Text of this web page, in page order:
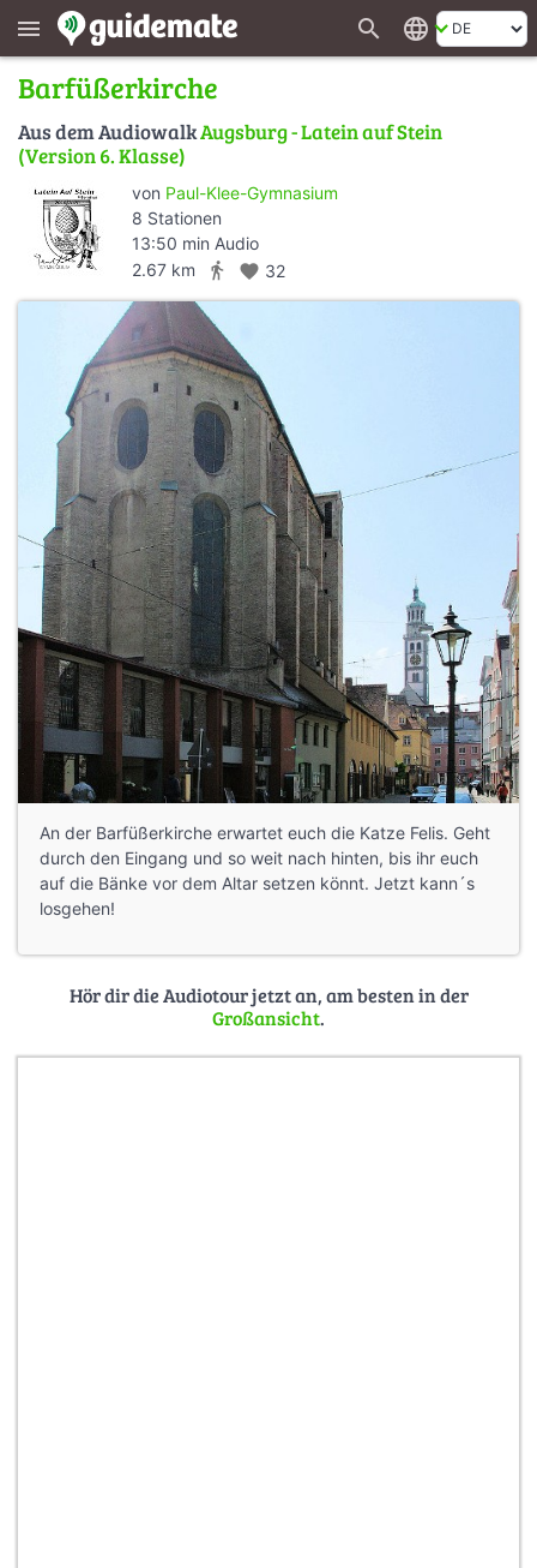
menu search language
Barfüßerkirche
Aus dem AudiowalkAugsburg - Latein auf Stein
(Version 6. Klasse)
von Paul-Klee-Gymnasium
8 Stationen
13:50 min Audio
2.67 km
directions_walk favorite 32
An der Barfüßerkirche erwartet euch die Katze Felis. Geht
durch den Eingang und so weit nach hinten, bis ihr euch
auf die Bänke vor dem Altar setzen könnt. Jetzt kann´s
losgehen!
Hör dir die Audiotour jetzt an, am besten in der
Großansicht.